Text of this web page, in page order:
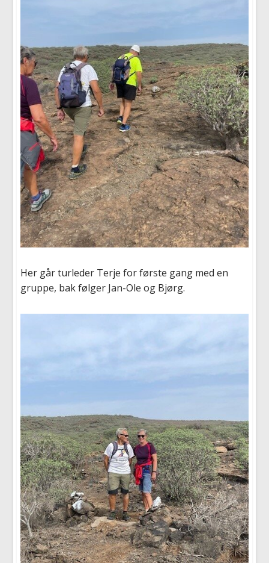
Her går turleder Terje for første gang med en
gruppe, bak følger Jan-Ole og Bjørg.